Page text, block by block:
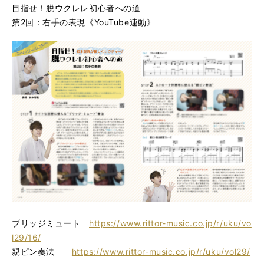
目指せ！脱ウクレレ初心者への道
第2回：右手の表現《YouTube連動》
ブリッジミュート https://www.rittor-music.co.jp/r/uku/vo
l29/16/
親ピン奏法 https://www.rittor-music.co.jp/r/uku/vol29/